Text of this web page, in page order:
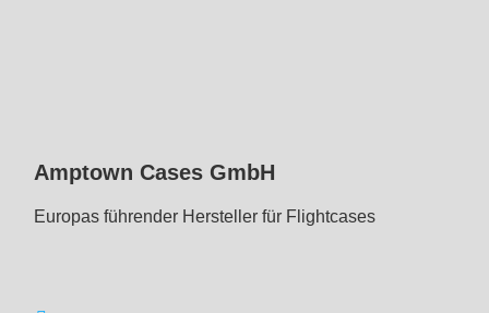
Amptown Cases GmbH
Europas führender Hersteller für Flightcases